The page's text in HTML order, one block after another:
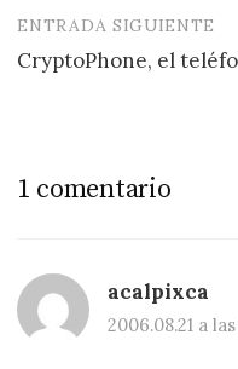
entradas
ENTRADA SIGUIENTE
CryptoPhone, el
1 comentario
acalpixca
2006.08.21 a